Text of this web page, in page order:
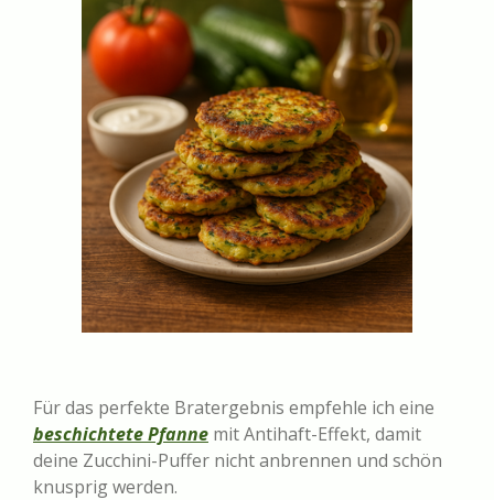
Für das perfekte Bratergebnis empfehle ich eine
beschichtete Pfanne mit Antihaft-Effekt, damit
deine Zucchini-Puffer nicht anbrennen und schön
knusprig werden.